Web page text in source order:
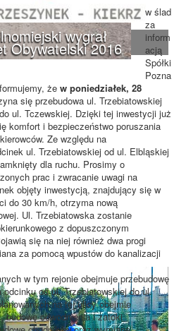
wygrał
Obywatelski 2016
w ślad
za
inform
acją
Spółki
Pozna
że w poniedziałek, 28
się przebudowa ul. Trzebiatowskiej
ul. Tczewskiej. Dzięki tej inwestycji już
komfort i bezpieczeństwo poruszania
Ze względu na
ul. Trzebiatowskiej od ul. Elbląskiej
dla ruchu. Prosimy o
prac i zwracanie uwagi na
objęty inwestycją, znajdujący się w
do 30 km/h, otrzyma nową
Ul. Trzebiatowska zostanie
z dopuszczonym
się na niej również dwa progi
za pomocą wpustów do kanalizacji
w tym rejonie obejmuje przebudowę
od ul. Trzebiatowskiej do ul.
na tej ulicy obejmie
budowę odwodnienia i zatoki